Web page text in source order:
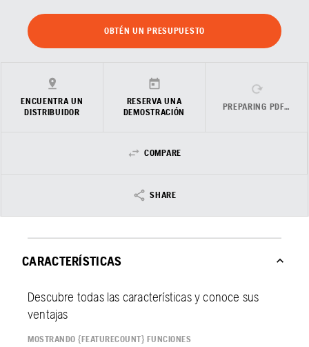
OBTÉN UN PRESUPUESTO
ENCUENTRA UN
DISTRIBUIDOR
RESERVA UNA
DEMOSTRACIÓN
PREPARING PDF…
COMPARE
SHARE
CARACTERÍSTICAS
Descubre todas las características y conoce sus
ventajas
MOSTRANDO {FEATURECOUNT} FUNCIONES